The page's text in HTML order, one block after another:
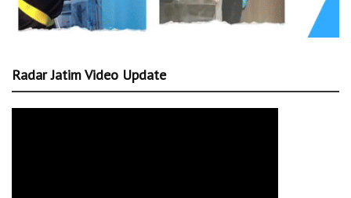
Radar Jatim Video Update